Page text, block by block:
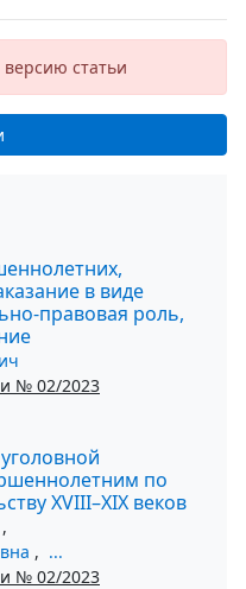
статьи
в виде
правовая роль,
№ 02/2023
по
XVIII–XIX веков
,
, ...
№ 02/2023